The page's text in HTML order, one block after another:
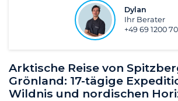
Arktische Reise von
Grönland: 17-tägige
Wildnis und nordischen
Dylan
Ihr Berater
+49 69 1200